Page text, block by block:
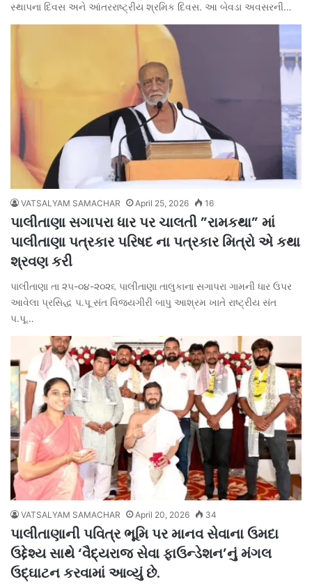
સ્થાપના દિવસ અને આંતરરાષ્ટ્રીય શ્રમિક દિવસ. આ બેવડા અવસરની…
VATSALYAM SAMACHAR April 25, 2026 16
પાલીતાણા સગાપરા ધાર પર ચાલતી ”રામકથા” માં
પાલીતાણા પત્રકાર પરિષદ ના પત્રકાર મિત્રો એ કથા
શ્રવણ કરી
પાલીતાણા તા ૨૫-૦૪-૨૦૨૬ પાલીતાણા તાલુકાના સગાપરા ગામની ધાર ઉપર
આવેલા પ્રસિદ્ધ પ.પૂ સંત વિજયગીરી બાપુ આશ્રમ ખાતે રાષ્ટ્રીય સંત
પ.પૂ…
VATSALYAM SAMACHAR April 20, 2026 34
પાલીતાણાની પવિત્ર ભૂમિ પર માનવ સેવાના ઉમદા
ઉદ્દેશ્ય સાથે ‘વૈદ્યરાજ સેવા ફાઉન્ડેશન’નું મંગલ
ઉદ્ઘાટન કરવામાં આવ્યું છે.